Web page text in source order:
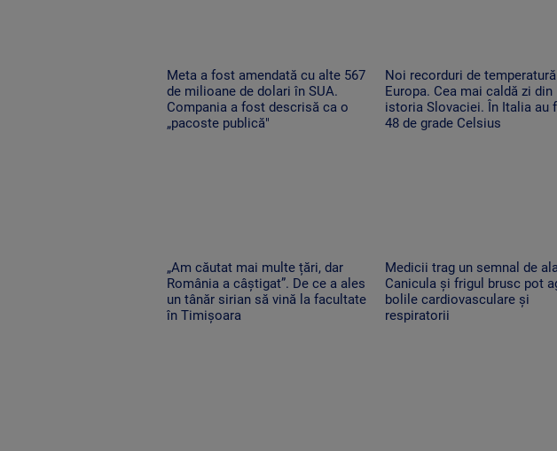
Meta a fost amendată cu alte 567
de milioane de dolari în SUA.
Compania a fost descrisă ca o
„pacoste publică"
Noi recorduri de
Europa. Cea mai caldă zi din
istoria Slovaciei. În Italia au
48 de grade Celsius
„Am căutat mai multe țări, dar
România a câștigat”. De ce a ales
un tânăr sirian să vină la facultate
în Timișoara
Medicii trag un semnal de
Canicula și frigul brusc pot
bolile cardiovasculare și
respiratorii